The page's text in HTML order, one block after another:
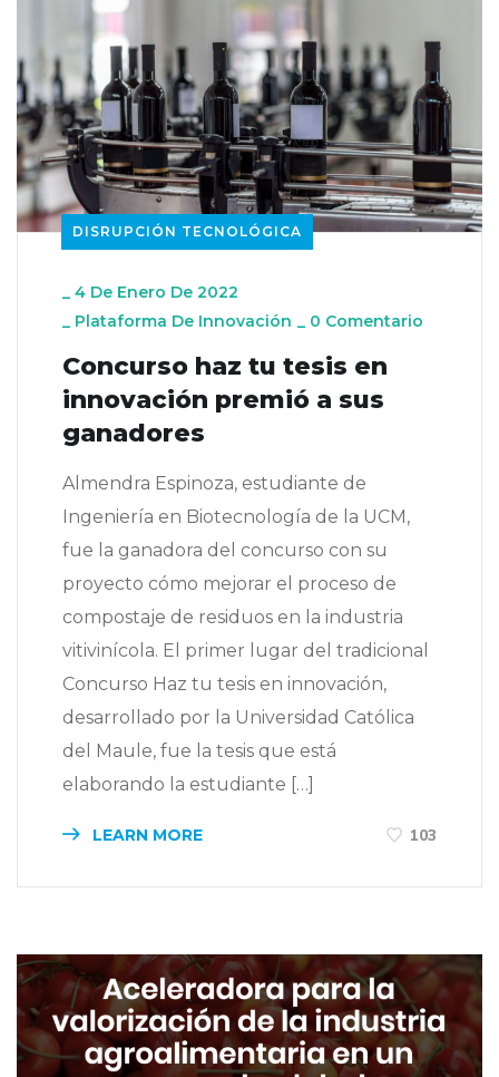
DISRUPCIÓN TECNOLÓGICA
_ 4 De Enero De 2022
_ Plataforma De Innovación _ 0 Comentario
Concurso haz tu tesis en
innovación premió a sus
ganadores
Almendra Espinoza, estudiante de
Ingeniería en Biotecnología de la UCM,
fue la ganadora del concurso con su
proyecto cómo mejorar el proceso de
compostaje de residuos en la industria
vitivinícola. El primer lugar del tradicional
Concurso Haz tu tesis en innovación,
desarrollado por la Universidad Católica
del Maule, fue la tesis que está
elaborando la estudiante […]
LEARN MORE 103